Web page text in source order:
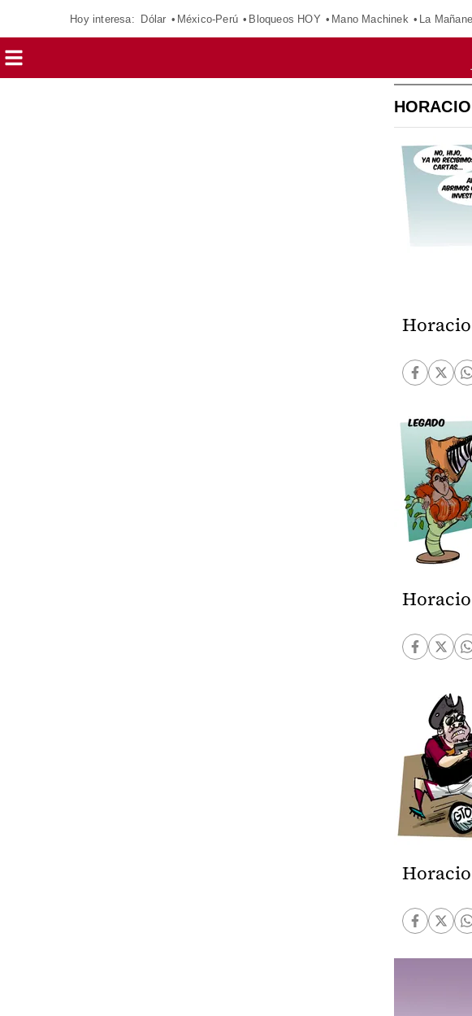
Hoy interesa: Dólar México-Perú Bloqueos HOY Mano Machinek La
HORACIO
Horacio
Horacio
Horacio